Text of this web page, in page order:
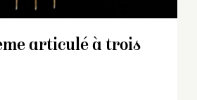
articulé à trois